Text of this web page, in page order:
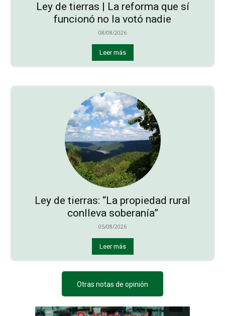
Ley de tierras | La reforma que sí
funcionó no la votó nadie
08/08/2026
Leer más
Ley de tierras: “La propiedad rural
conlleva soberanía”
05/08/2026
Leer más
Otras notas de opinión